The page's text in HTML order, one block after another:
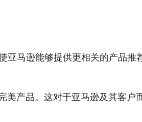
亚马逊能够提供更相关的产品推
产品。这对于亚马逊及其客户